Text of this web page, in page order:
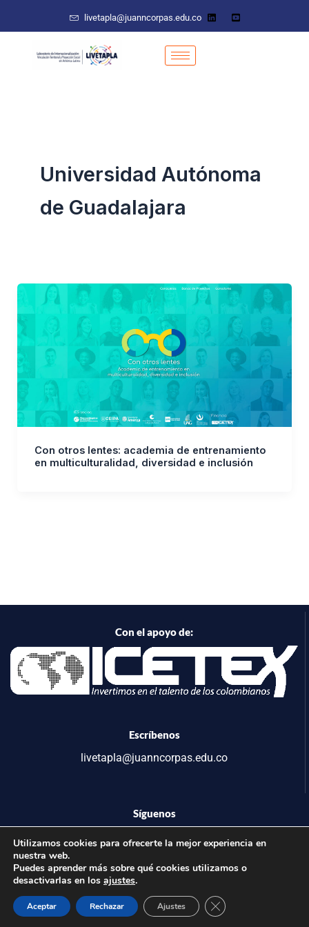
livetapla@juanncorpas.edu.co
Universidad Autónoma
de Guadalajara
Con otros lentes: academia de entrenamiento
en multiculturalidad, diversidad e inclusión
Con el apoyo de:
Escríbenos
livetapla@juanncorpas.edu.co
Síguenos
©2025 LIVETAPLA
Utilizamos cookies para ofrecerte la mejor experiencia en
nuestra web.
Puedes aprender más sobre qué cookies utilizamos o
desactivarlas en los ajustes.
Aceptar Rechazar Ajustes Cerrar el banner de